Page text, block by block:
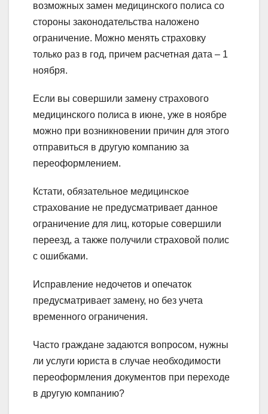
возможных замен медицинского полиса со
стороны законодательства наложено
ограничение. Можно менять страховку
только раз в год, причем расчетная дата – 1
ноября.
Если вы совершили замену страхового
медицинского полиса в июне, уже в ноябре
можно при возникновении причин для этого
отправиться в другую компанию за
переоформлением.
Кстати, обязательное медицинское
страхование не предусматривает данное
ограничение для лиц, которые совершили
переезд, а также получили страховой полис
с ошибками.
Исправление недочетов и опечаток
предусматривает замену, но без учета
временного ограничения.
Часто граждане задаются вопросом, нужны
ли услуги юриста в случае необходимости
переоформления документов при переходе
в другую компанию?